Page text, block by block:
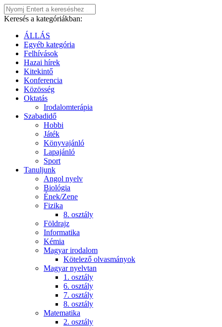
Keresés a kategóriákban:
ÁLLÁS
Egyéb kategória
Felhívások
Hazai hírek
Kitekintő
Konferencia
Közösség
Oktatás
Irodalomterápia
Szabadidő
Hobbi
Játék
Könyvajánló
Lapajánló
Sport
Tanuljunk
Angol nyelv
Biológia
Ének/Zene
Fizika
8. osztály
Földrajz
Informatika
Kémia
Magyar irodalom
Kötelező olvasmányok
Magyar nyelvtan
1. osztály
6. osztály
7. osztály
8. osztály
Matematika
2. osztály